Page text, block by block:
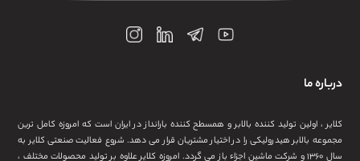
درباره ما
کلایر ، اولین تولید کننده بالابر و همسطح کننده بارانداز در ایران است که امروزه کامل ترین
مجموعه بالابر هیدرولیکی را در اختیار مشتریان قرار می دهد. شروع فعالیت صنعتی کلایر به
سال ۱۳۶۰ و شرکت ماشین اجزاء باز می گردد. امروزه کلایر علاوه بر تولید محصولات مختلف ،